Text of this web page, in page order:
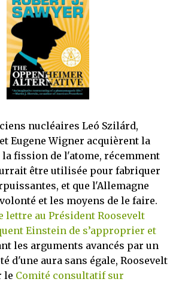
et appréciait Olivier. Marlowe découvre une ville qu’il
par la méfiance, la peur et le rigorisme de la Ligue,
et de vieilles rancœurs. La Dame d...
nucléaires Leó Szilárd,
Eugene Wigner acquièrent la
fission de l'atome, récemment
être utilisée pour fabriquer
et que l'Allemagne
et les moyens de le faire.
lettre au Président Roosevelt
Einstein de s’approprier et
les arguments avancés par un
d'une aura sans égale, Roosevelt
le Comité consultatif sur